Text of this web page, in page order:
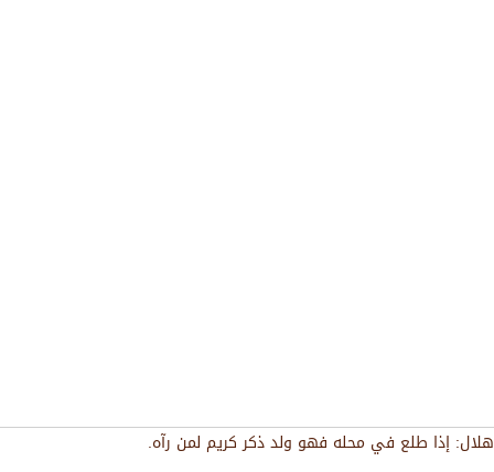
هلال: إذا طلع في محله فهو ولد ذكر كريم لمن رآه.